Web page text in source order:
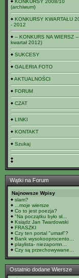
KONKURSY 2008/10
(archiwum)
KONKURSY KWARTAŁU
- 2012
-- KONKURS NA WIERSZ
kwartał 2012)
SUKCESY
GALERIA FOTO
AKTUALNOŚCI
FORUM
CZAT
LINKI
KONTAKT
Szukaj
Wątki na Forum
Najnowsze Wpisy
slam?
...moje wiersze
Co to jest poezja?
"Na początku było sł...
Ksiądz Jan Twardowski
FRASZKI
Czy ten portal "umarł"?
Bank wysokooprocento...
playlista- niezapomn...
Czy są przechowywane...
Ostatnio dodane Wiersze